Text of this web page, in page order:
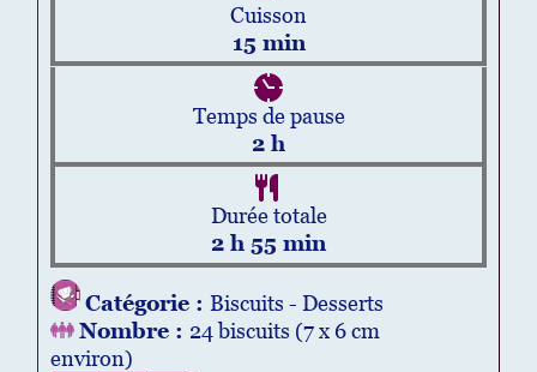
Cuisson
15 min
Temps de pause
2 h
Durée totale
2 h 55 min
Catégorie :Biscuits - Desserts
Nombre : 24 biscuits (7 x 6 cm
environ)